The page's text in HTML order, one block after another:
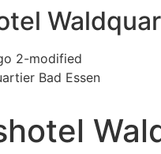
Bad Essen